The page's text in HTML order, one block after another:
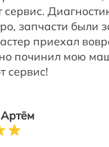
сервис.
запчасти были
приехал
починил мою
сервис!